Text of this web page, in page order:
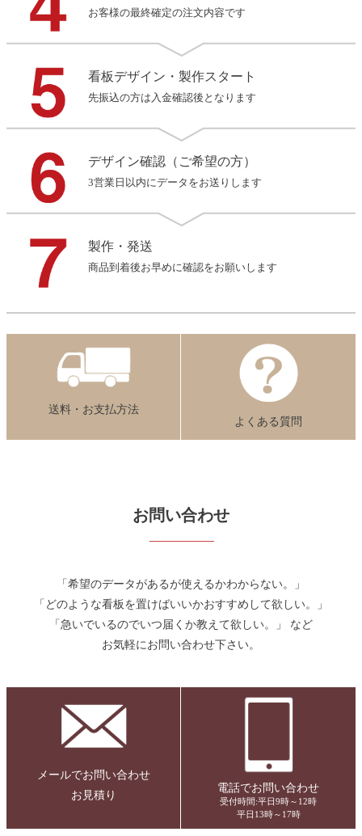
お客様の最終確定の注文内容です
看板デザイン・製作スタート
先振込の方は入金確認後となります
デザイン確認（ご希望の方）
3営業日以内にデータをお送りします
製作・発送
商品到着後お早めに確認をお願いします
送料・お支払方法
よくある質問
お問い合わせ
「希望のデータがあるが使えるかわからない。」
「どのような看板を置けばいいかおすすめして欲しい。」
「急いでいるのでいつ届くか教えて欲しい。」 など
お気軽にお問い合わせ下さい。
メールでお問い合わせ
お見積り
電話でお問い合わせ
受付時間:平日9時～12時
平日13時～17時